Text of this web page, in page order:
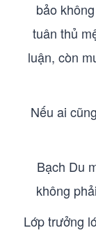
bảo
tuân thủ
luận, còn
Nếu ai
Bạch Du
không
Lớp trưởng